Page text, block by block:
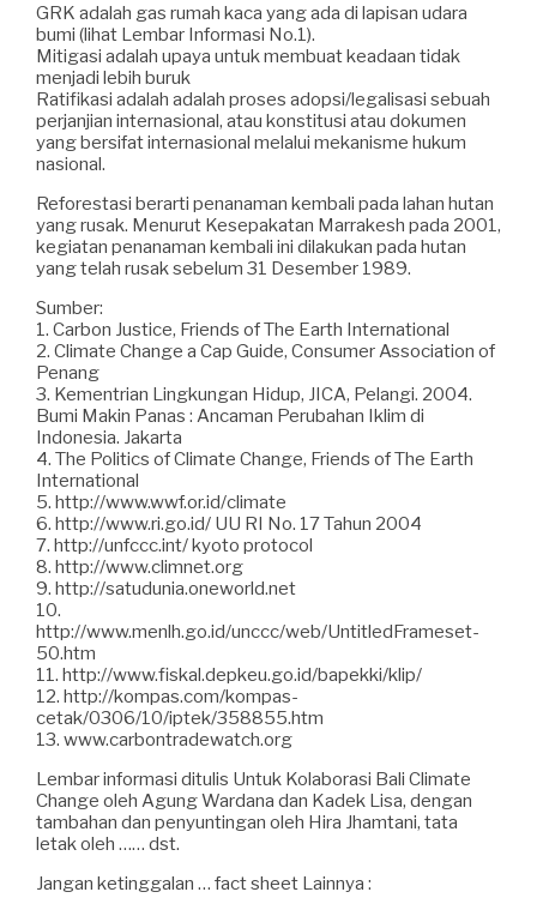
GRK adalah gas rumah kaca yang ada di lapisan udara
bumi (lihat Lembar Informasi No.1).
Mitigasi adalah upaya untuk membuat keadaan tidak
menjadi lebih buruk
Ratifikasi adalah adalah proses adopsi/legalisasi sebuah
perjanjian internasional, atau konstitusi atau dokumen
yang bersifat internasional melalui mekanisme hukum
nasional.
Reforestasi berarti penanaman kembali pada lahan hutan
yang rusak. Menurut Kesepakatan Marrakesh pada 2001,
kegiatan penanaman kembali ini dilakukan pada hutan
yang telah rusak sebelum 31 Desember 1989.
Sumber:
1. Carbon Justice, Friends of The Earth International
2. Climate Change a Cap Guide, Consumer Association of
Penang
3. Kementrian Lingkungan Hidup, JICA, Pelangi. 2004.
Bumi Makin Panas : Ancaman Perubahan Iklim di
Indonesia. Jakarta
4. The Politics of Climate Change, Friends of The Earth
International
5. http://www.wwf.or.id/climate
6. http://www.ri.go.id/ UU RI No. 17 Tahun 2004
7. http://unfccc.int/ kyoto protocol
8. http://www.climnet.org
9. http://satudunia.oneworld.net
10.
http://www.menlh.go.id/unccc/web/UntitledFrameset-
50.htm
11. http://www.fiskal.depkeu.go.id/bapekki/klip/
12. http://kompas.com/kompas-
cetak/0306/10/iptek/358855.htm
13. www.carbontradewatch.org
Lembar informasi ditulis Untuk Kolaborasi Bali Climate
Change oleh Agung Wardana dan Kadek Lisa, dengan
tambahan dan penyuntingan oleh Hira Jhamtani, tata
letak oleh …… dst.
Jangan ketinggalan … fact sheet Lainnya :